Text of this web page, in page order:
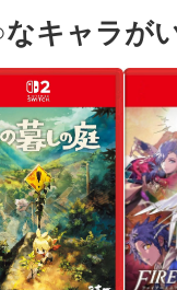
なキャラが